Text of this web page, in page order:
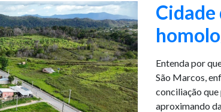
Cidade
Entenda por
São Marcos,
conciliação
aproximando